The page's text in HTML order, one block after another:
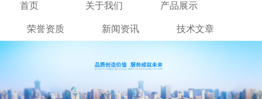
首页 关于我们 产品展示
荣誉资质 新闻资讯 技术文章